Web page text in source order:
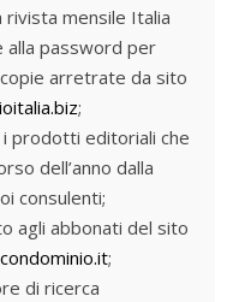
rivista mensile Italia
alla password per
arretrate da sito
;
prodotti editoriali che
dell’anno dalla
consulenti;
agli abbonati del sito
;
di ricerca